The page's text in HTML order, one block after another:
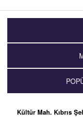
Kültür Mah. Kıbrıs